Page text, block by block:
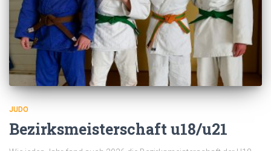
JUDO
Bezirksmeisterschaft u18/u21